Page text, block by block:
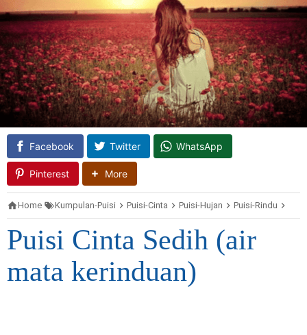
Facebook Twitter WhatsApp
Pinterest More
Home Kumpulan-Puisi Puisi-Cinta Puisi-Hujan Puisi-Rindu
Puisi Cinta Sedih (air
mata kerinduan)